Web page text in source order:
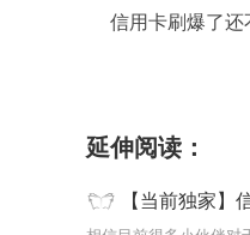
信用卡刷爆了还
延伸阅读：
【当前独家】信用卡